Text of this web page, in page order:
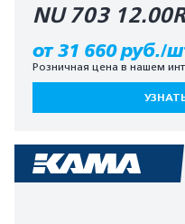
NU 703
от 31 660 руб./
Розничная цена в нашем